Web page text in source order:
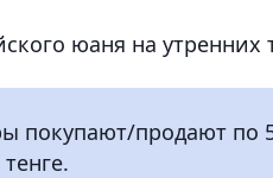
юаня на утренних
покупают/продают по